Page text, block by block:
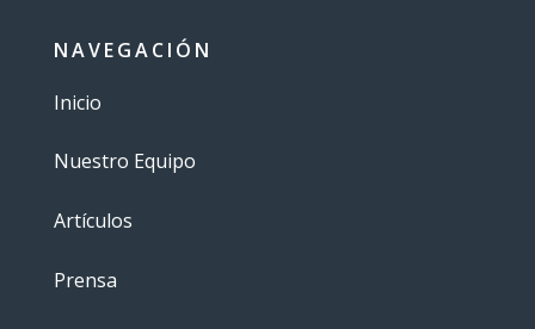
NAVEGACIÓN
Inicio
Nuestro Equipo
Artículos
Prensa